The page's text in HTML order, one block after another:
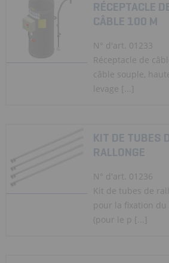
RÉCEPTACLE
CÂBLE 100 M
N° d'art. 01233
Réceptacle de
câble souple,
levage [...]
KIT DE TUBES
RALLONGE
N° d'art. 01236
Kit de tubes de
pour la fixation du
(pour le p [...]